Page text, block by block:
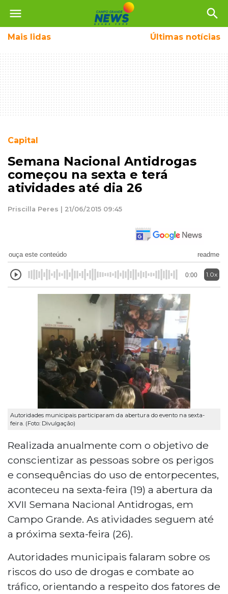
menu search
Mais lidas Últimas notícias
Capital
Semana Nacional Antidrogas
começou na sexta e terá
atividades até dia 26
Priscilla Peres | 21/06/2015 09:45
ouça este conteúdo readme
0:00 1.0x
Autoridades municipais participaram da abertura do evento na sexta-
feira. (Foto: Divulgação)
Realizada anualmente com o objetivo de
conscientizar as pessoas sobre os perigos
e consequências do uso de entorpecentes,
aconteceu na sexta-feira (19) a abertura da
XVII Semana Nacional Antidrogas, em
Campo Grande. As atividades seguem até
a próxima sexta-feira (26).
Autoridades municipais falaram sobre os
riscos do uso de drogas e combate ao
tráfico, orientando a respeito dos fatores de